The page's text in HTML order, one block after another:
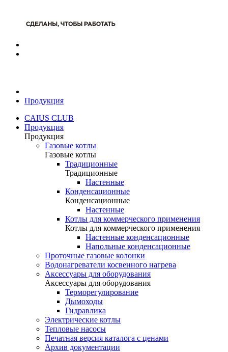
Продукция
CAIUS CLUB
Продукция
Продукция
Газовые котлы
Газовые котлы
Традиционные
Традиционные
Настенные
Конденсационные
Конденсационные
Настенные
Котлы для коммерческого применения
Котлы для коммерческого применения
Настенные конденсационные
Напольные конденсационные
Проточные газовые колонки
Водонагреватели косвенного нагрева
Аксессуары для оборудования
Аксессуары для оборудования
Терморегулирование
Дымоходы
Гидравлика
Электрические котлы
Тепловые насосы
Печатная версия каталога с ценами
Архив документации